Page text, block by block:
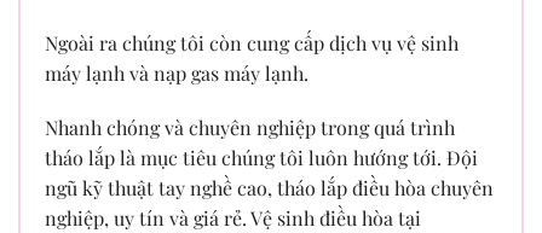
Ngoài ra chúng tôi còn cung cấp dịch vụ vệ sinh
máy lạnh và nạp gas máy lạnh.
Nhanh chóng và chuyên nghiệp trong quá trình
tháo lắp là mục tiêu chúng tôi luôn hướng tới. Đội
ngũ kỹ thuật tay nghề cao, tháo lắp điều hòa chuyên
nghiệp, uy tín và giá rẻ. Vệ sinh điều hòa tại